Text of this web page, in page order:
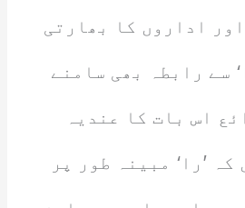
اداروں کا بھارتی
سے رابطہ بھی سامنے
اس بات کا عندیہ
’را‘ مبینہ طور پر